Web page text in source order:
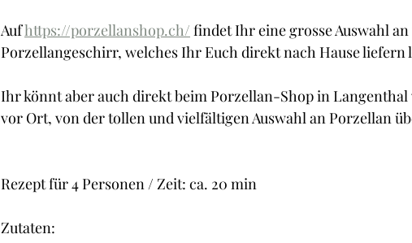
Auf https://porzellanshop.ch/ findet Ihr eine grosse Auswahl
Porzellangeschirr, welches Ihr Euch direkt nach Hause liefern
Ihr könnt aber auch direkt beim Porzellan-Shop in
vor Ort, von der tollen und vielfältigen Auswahl an Porzellan
Rezept für 4 Personen / Zeit: ca. 20 min
Zutaten: